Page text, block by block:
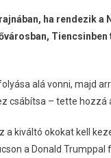
ha rendezik
alá vonni, majd
csábítsa – tette hozzá
a kiváltó okokat kell
a Donald